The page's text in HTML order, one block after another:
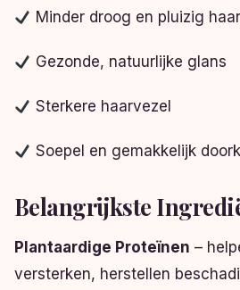
Minder droog en pluizig haar
Gezonde, natuurlijke glans
Sterkere haarvezel
Soepel en gemakkelijk
Belangrijkste
Plantaardige Proteïnen –
versterken, herstellen